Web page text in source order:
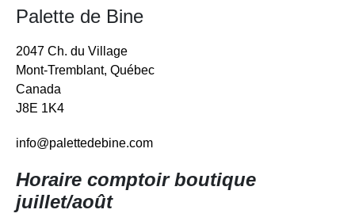
Palette de Bine
2047 Ch. du Village
Mont-Tremblant, Québec
Canada
J8E 1K4
info@palettedebine.com
Horaire comptoir boutique
juillet/août